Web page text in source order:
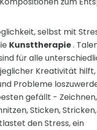
selbst mit
Kunsttherapie.
für alle
Kreativität hilft,
Probleme
gefällt -
Sticken,
den Stress, ein